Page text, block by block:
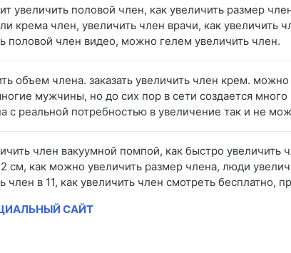
увеличить половой член, как увеличить размер
крема член, увеличить член врачи, как увеличить
половой член видео, можно гелем увеличить член.
объем члена. заказать увеличить член крем.
мужчины, но до сих пор в сети создается
с реальной потребностью в увеличение так и не
член вакуумной помпой, как быстро
см, как можно увеличить размер члена, люди
член в 11, как увеличить член смотреть бесплатно,
САЙТ